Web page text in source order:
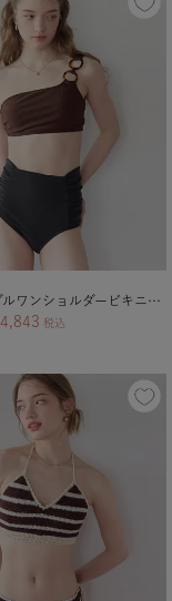
サスティナブルワンショルダービキニ/水着
4,843 税込